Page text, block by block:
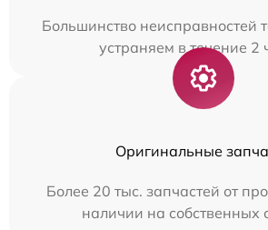
Большинство неисправностей
устраняем в течение 2
Оригинальные
Более 20 тыс. запчастей от
наличии на собственных